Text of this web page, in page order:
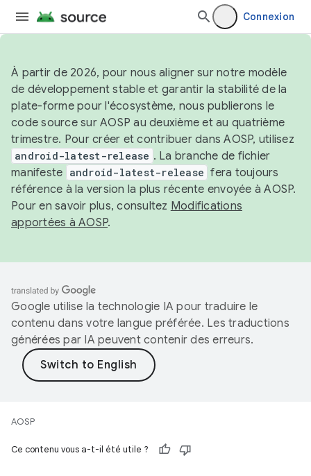
Connexion
À partir de 2026, pour nous aligner sur notre modèle
de développement stable et garantir la stabilité de la
plate-forme pour l'écosystème, nous publierons le
code source sur AOSP au deuxième et au quatrième
trimestre. Pour créer et contribuer dans AOSP, utilisez
android-latest-release . La branche de fichier
manifeste android-latest-release fera toujours
référence à la version la plus récente envoyée à AOSP.
Pour en savoir plus, consultez Modifications
apportées à AOSP.
Google utilise la technologie IA pour traduire le
contenu dans votre langue préférée. Les traductions
générées par IA peuvent contenir des erreurs.
AOSP
Ce contenu vous a-t-il été utile ?